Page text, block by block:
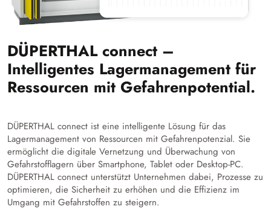
DÜPERTHAL connect –
Intelligentes Lagermanagement für
Ressourcen mit Gefahrenpotential.
DÜPERTHAL connect ist eine intelligente Lösung für das
Lagermanagement von Ressourcen mit Gefahrenpotenzial. Sie
ermöglicht die digitale Vernetzung und Überwachung von
Gefahrstofflagern über Smartphone, Tablet oder Desktop-PC.
DÜPERTHAL connect unterstützt Unternehmen dabei, Prozesse zu
optimieren, die Sicherheit zu erhöhen und die Effizienz im
Umgang mit Gefahrstoffen zu steigern.